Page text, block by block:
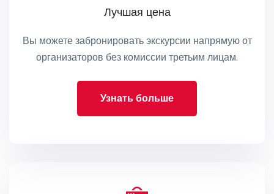
Лучшая цена
Вы можете забронировать экскурсии напрямую от
организаторов без комиссии третьим лицам.
Узнать больше